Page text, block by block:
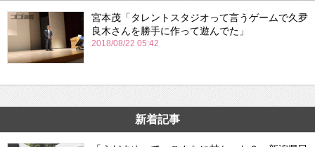
宮本茂「タレントスタジオって言うゲームで久夛
良木さんを勝手に作って遊んでた」
2018/08/22 05:42
新着記事